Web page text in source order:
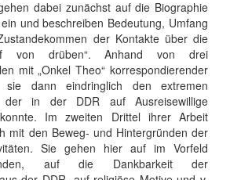
dabei zunächst auf die Biographie
und beschreiben Bedeutung, Umfang
der Kontakte über die
von drüben“. Anhand von drei
mit „Onkel Theo“ korrespondierender
sie dann eindringlich den extremen
der in der DDR auf Ausreisewillige
Im zweiten Drittel ihrer Arbeit
mit den Beweg- und Hintergründen der
Sie gehen hier auf im Vorfeld
auf die Dankbarkeit der